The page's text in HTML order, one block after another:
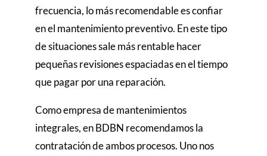
frecuencia, lo más recomendable es confiar
en el mantenimiento preventivo. En este tipo
de situaciones sale más rentable hacer
pequeñas revisiones espaciadas en el tiempo
que pagar por una reparación.
Como empresa de mantenimientos
integrales, en BDBN recomendamos la
contratación de ambos procesos. Uno nos